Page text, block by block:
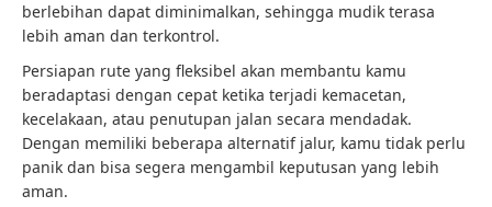
berlebihan dapat diminimalkan, sehingga mudik terasa
lebih aman dan terkontrol.
Persiapan rute yang fleksibel akan membantu kamu
beradaptasi dengan cepat ketika terjadi kemacetan,
kecelakaan, atau penutupan jalan secara mendadak.
Dengan memiliki beberapa alternatif jalur, kamu tidak perlu
panik dan bisa segera mengambil keputusan yang lebih
aman.